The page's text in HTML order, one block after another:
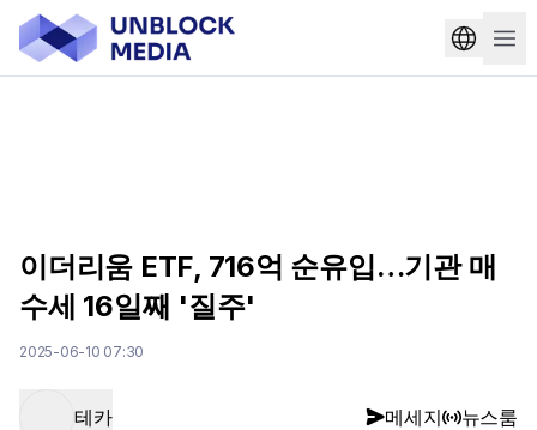
이더리움 ETF, 716억 순유입…기관 매
수세 16일째 '질주'
2025-06-10 07:30
테카 메세지 뉴스룸